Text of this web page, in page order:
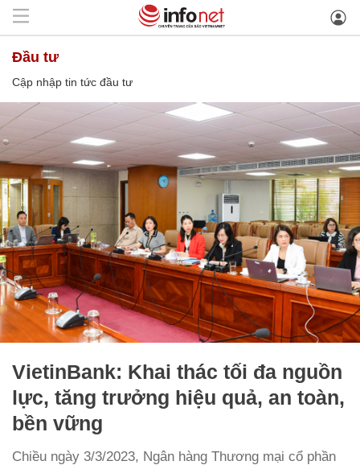
đầu tư
Cập nhập tin tức đầu tư
VietinBank: Khai thác tối đa nguồn
lực, tăng trưởng hiệu quả, an toàn,
bền vững
Chiều ngày 3/3/2023, Ngân hàng Thương mại cổ phần